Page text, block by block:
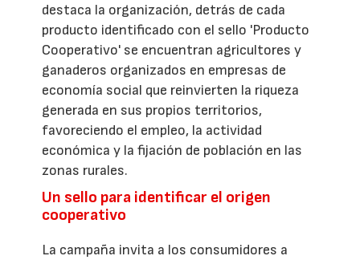
destaca la organización, detrás de cada
producto identificado con el sello 'Producto
Cooperativo' se encuentran agricultores y
ganaderos organizados en empresas de
economía social que reinvierten la riqueza
generada en sus propios territorios,
favoreciendo el empleo, la actividad
económica y la fijación de población en las
zonas rurales.
Un sello para identificar el origen
cooperativo
La campaña invita a los consumidores a